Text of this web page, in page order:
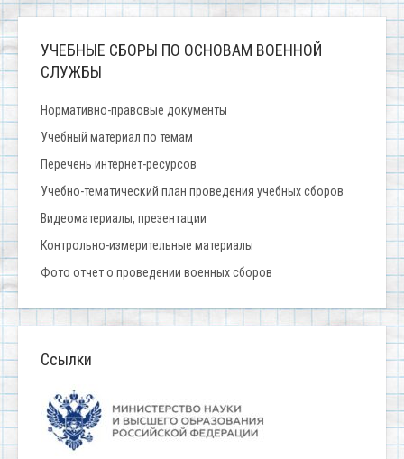
УЧЕБНЫЕ СБОРЫ ПО ОСНОВАМ ВОЕННОЙ
СЛУЖБЫ
Нормативно-правовые документы
Учебный материал по темам
Перечень интернет-ресурсов
Учебно-тематический план проведения учебных сборов
Видеоматериалы, презентации
Контрольно-измерительные материалы
Фото отчет о проведении военных сборов
Ссылки